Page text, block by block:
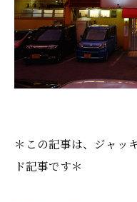
＊この記事は、ジャッ
ド記事です＊